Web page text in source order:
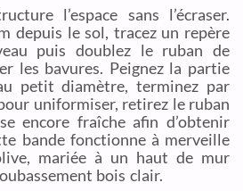
l’espace sans l’écraser.
depuis le sol, tracez un repère
puis doublez le ruban de
les bavures. Peignez la partie
petit diamètre, terminez par
uniformiser, retirez le ruban
encore fraîche afin d’obtenir
bande fonctionne à merveille
mariée à un haut de mur
bois clair.